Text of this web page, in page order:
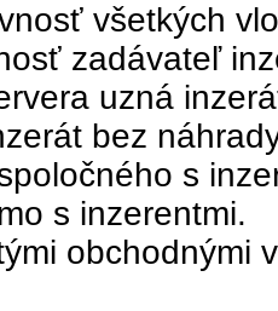
všetkých
zadávateľ
uzná
bez
s
s inzerentmi.
obchodnými